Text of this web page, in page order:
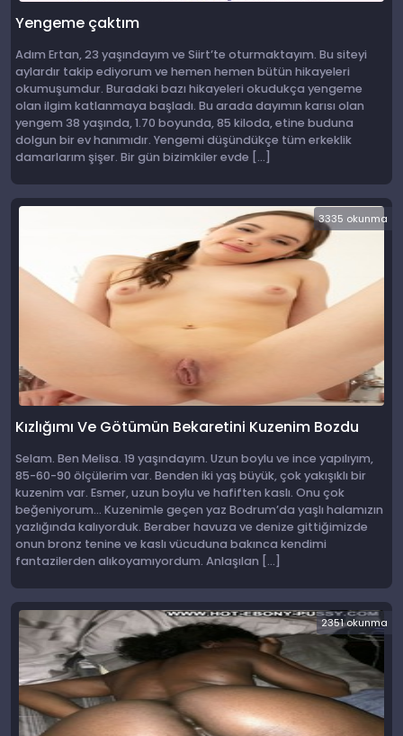
Yengeme çaktım
Adım Ertan, 23 yaşındayım ve Siirt’te oturmaktayım. Bu siteyi
aylardır takip ediyorum ve hemen hemen bütün hikayeleri
okumuşumdur. Buradaki bazı hikayeleri okudukça yengeme
olan ilgim katlanmaya başladı. Bu arada dayımın karısı olan
yengem 38 yaşında, 1.70 boyunda, 85 kiloda, etine buduna
dolgun bir ev hanımıdır. Yengemi düşündükçe tüm erkeklik
damarlarım şişer. Bir gün bizimkiler evde […]
3335 okunma
Kızlığımı Ve Götümün Bekaretini Kuzenim Bozdu
Selam. Ben Melisa. 19 yaşındayım. Uzun boylu ve ince yapılıyım,
85-60-90 ölçülerim var. Benden iki yaş büyük, çok yakışıklı bir
kuzenim var. Esmer, uzun boylu ve hafiften kaslı. Onu çok
beğeniyorum… Kuzenimle geçen yaz Bodrum’da yaşlı halamızın
yazlığında kalıyorduk. Beraber havuza ve denize gittiğimizde
onun bronz tenine ve kaslı vücuduna bakınca kendimi
fantazilerden alıkoyamıyordum. Anlaşılan […]
2351 okunma